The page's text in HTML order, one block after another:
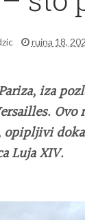
rujna 18,
iza
Ovo
Luja XIV.